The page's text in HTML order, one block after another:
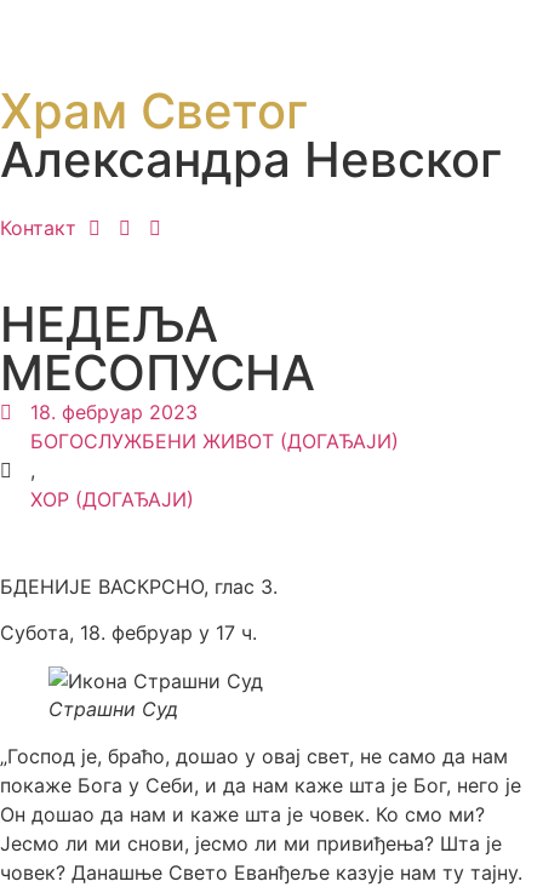
Храм Светог
Александра Невског
Контакт
НЕДЕЉА
МЕСОПУСНА
18. фебруар 2023
БОГОСЛУЖБЕНИ ЖИВОТ (ДОГАЂАЈИ)
,
ХОР (ДОГАЂАЈИ)
БДЕНИЈЕ ВАСКРСНО, глас 3.
Субота, 18. фебруар у 17 ч.
Страшни Суд
„Господ је, браћо, дошао у овај свет, не само да нам
покаже Бога у Себи, и да нам каже шта је Бог, него је
Он дошао да нам и каже шта је човек. Ко смо ми?
Јесмо ли ми снови, јесмо ли ми привиђења? Шта је
човек? Данашње Свето Еванђеље казује нам ту тајну.